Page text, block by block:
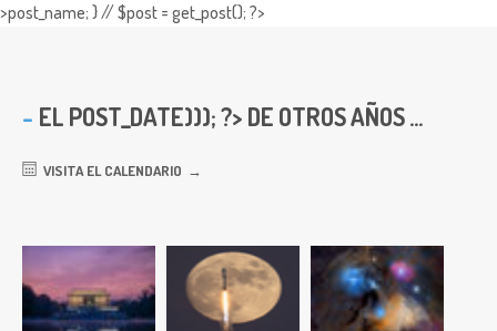
>post_name; } // $post = get_post(); ?>
EL POST_DATE))); ?> DE OTROS AÑOS ...
VISITA EL CALENDARIO